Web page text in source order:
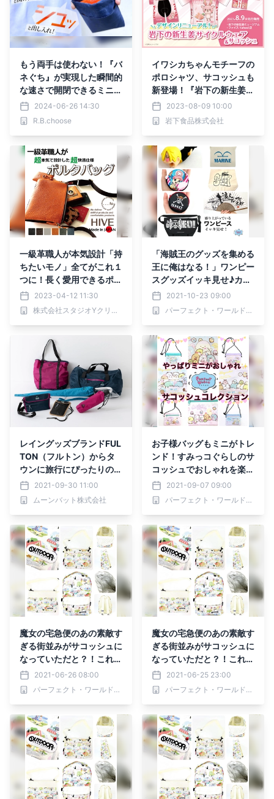
もう両手は使わない！『バ
ネぐち』が実現した瞬間的
な速さで開閉できるミニサ
コッシュを6月26日よりM
akuakeにて先行販売開
始！
2024-06-26 14:30
R.B.choose
イワシカちゃんモチーフの
ポロシャツ、サコッシュも
新登場！『岩下の新生姜サ
イクルウエア』新デザイン
にて岩下の新生姜ミュージ
アムとファイスYahoo!店
2023-08-09 10:00
岩下食品株式会社
一級革職人が本気設計「持
ちたいモノ」全てがこれ１
つに！長く愛用できるポル
タバッグ【...to®・HIVE】
2023-04-12 11:30
株式会社スタジオYクリエイション
「海賊王のグッズを集める
王に俺はなる！」ワンピー
スグッズイッキ見せ♪カッ
コいいから可愛いまでいろ
いろ揃ってる、カラビナキ
ーホルダーからバッグにポ
2021-10-23 09:00
パーフェクト・ワールド株式会社
レイングッズブランドFUL
TON（フルトン）からタ
ウンに旅行にぴったりのレ
イングッズがデビュー イ
ベントも開催！【MOONB
AT】
2021-09-30 11:00
ムーンバット株式会社
お子様バッグもミニがトレ
ンド！すみっコぐらしのサ
コッシュでおしゃれを楽し
もう♡2021-09-07 09:00
パーフェクト・ワールド株式会社
魔女の宅急便のあの素敵す
ぎる街並みがサコッシュに
なっていただと？！これは
もう鼻歌まじりでお散歩し
ちゃうでしょ☆
2021-06-26 08:00
パーフェクト・ワールド株式会社
魔女の宅急便のあの素敵す
ぎる街並みがサコッシュに
なっていただと？！これは
もう鼻歌まじりでお散歩し
ちゃうでしょ☆
2021-06-25 23:00
パーフェクト・ワールド株式会社